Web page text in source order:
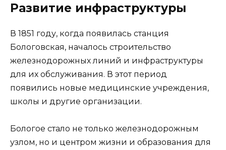
Развитие инфраструктуры
В 1851 году, когда появилась станция
Бологовская, началось строительство
железнодорожных линий и инфраструктуры
для их обслуживания. В этот период
появились новые медицинские учреждения,
школы и другие организации.
Бологое стало не только железнодорожным
узлом, но и центром жизни и образования для